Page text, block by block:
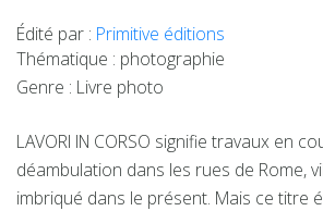
Édité par : Primitive éditions
Thématique : photographie
Genre : Livre photo
LAVORI IN CORSO signifie travaux en
déambulation dans les rues de Rome,
imbriqué dans le présent. Mais ce titre